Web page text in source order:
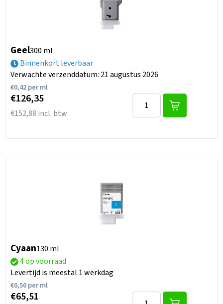
Geel300 ml
Binnenkort leverbaar
Verwachte verzenddatum: 21 augustus 2026
€0,42per ml
€126,35
€152,88 incl. btw
Cyaan130 ml
4 op voorraad
Levertijd is meestal 1 werkdag
€0,50per ml
€65,51